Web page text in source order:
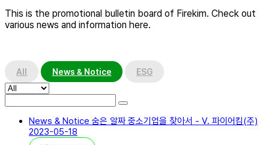
This is the promotional bulletin board of Firekim. Check out
various news and information here.
All News & Notice ESG
News & Notice 숨은 알짜 중소기업을 찾아서 - V. 파이어킴(주)
2023-05-18